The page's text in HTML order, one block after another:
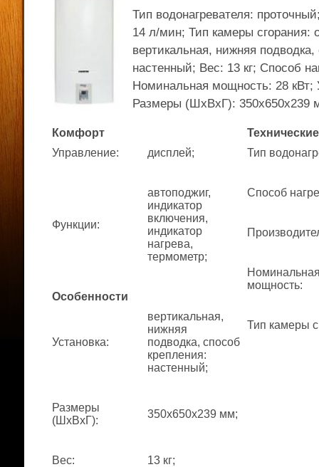
Тип водонагревателя:
14 л/мин; Тип камеры сгорания:
вертикальная, нижняя
настенный; Вес: 13 кг; Способ
Номинальная мощность: 28 кВт;
Размеры (ШхВхГ): 350x650x239
Комфорт
Управление: дисплей;
Функции:
автоподжиг,
индикатор
включения,
индикатор
нагрева,
термометр;
Особенности
Установка:
вертикальная,
нижняя
подводка, способ
крепления:
настенный;
Размеры
(ШхВхГ):
350x650x239 мм;
Вес: 13 кг;
Тип
Способ
мощность:
Тип камеры